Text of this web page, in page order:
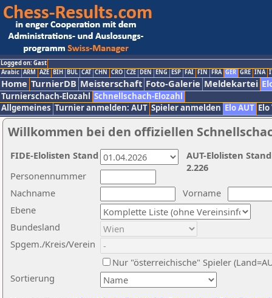
Logged on: Gast
Arabic ARM AZE BIH BUL CAT CHN CRO CZE DEN ENG ESP FAI FIN FRA GER GRE INA
Home TurnierDB Meisterschaft Foto-Galerie Meldekartei
Turnierschach-Elozahl Schnellschach-Elozahl
Allgemeines Turnier anmelden: AUT Spieler anmelden Elo AUT
Willkommen bei den offiziellen
Nachname
Vorname
Ebene
Sortierung
Personennummer
Bundesland
Spgem./Kreis/Verein
Nur "österreichische" Spieler
AUT-Elolisten
2.226
FIDE-Elolisten Stand